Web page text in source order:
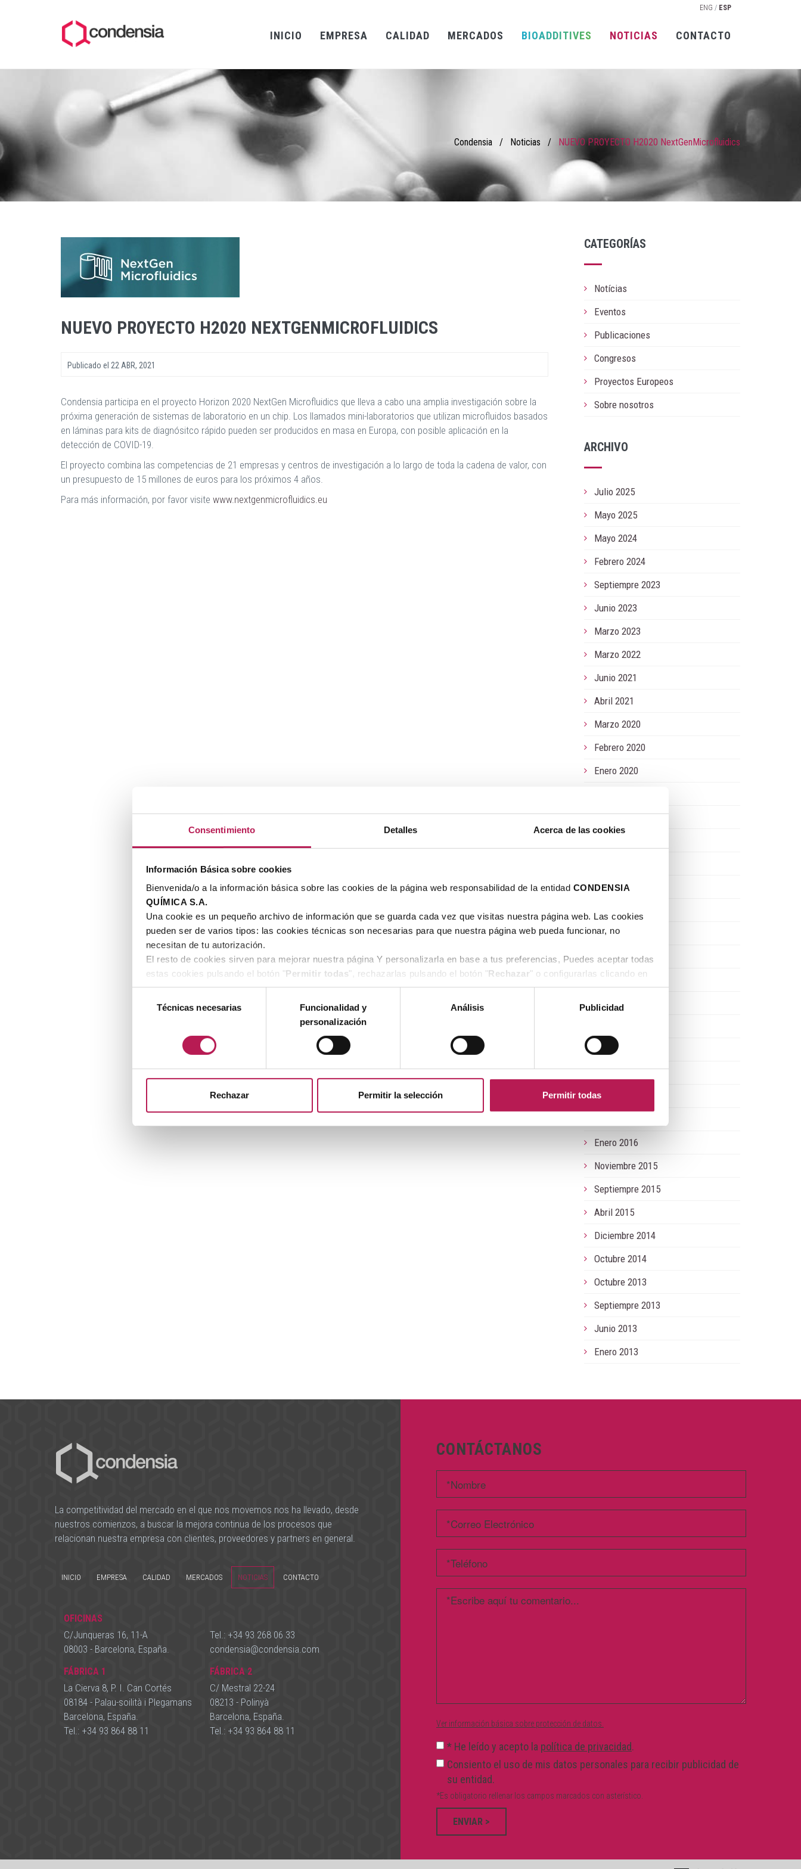
Consentimiento Detalles Acerca de las cookies
Información Básica sobre cookies
Bienvenida/o a la información básica sobre las cookies de la página web responsabilidad de la entidad CONDENSIA
QUÍMICA S.A.
Una cookie es un pequeño archivo de información que se guarda cada vez que visitas nuestra página web. Las cookies
pueden ser de varios tipos: las cookies técnicas son necesarias para que nuestra página web pueda funcionar, no
necesitan de tu autorización.
El resto de cookies sirven para mejorar nuestra página Y personalizarla en base a tus preferencias, Puedes aceptar todas
estas cookies pulsando el botón " Permitir todas", rechazarlas pulsando el botón " Rechazar" o configurarlas clicando en
el apartado "Detalles".
Si quieres más información, consulta la
Política de cookies de nuestra página web.
Técnicas necesarias
Funcionalidad y
personalización
Análisis Publicidad
Rechazar Permitir la selección Permitir todas
ENG / ESP
INICIO EMPRESA CALIDAD MERCADOS BIOADDITIVES NOTICIAS CONTACTO
Condensia / Noticias / NUEVO PROYECTO H2020 NextGenMicrofluidics
NUEVO PROYECTO H2020 NEXTGENMICROFLUIDICS
Publicado el 22 ABR, 2021
Condensia participa en el proyecto Horizon 2020 NextGen Microfluidics que lleva a cabo una amplia investigación sobre la
próxima generación de sistemas de laboratorio en un chip. Los llamados mini-laboratorios que utilizan microfluidos basados
en láminas para kits de diagnósitco rápido pueden ser producidos en masa en Europa, con posible aplicación en la
detección de COVID-19.
El proyecto combina las competencias de 21 empresas y centros de investigación a lo largo de toda la cadena de valor, con
un presupuesto de 15 millones de euros para los próximos 4 años.
Para más información, por favor visite www.nextgenmicrofluidics.eu
CATEGORÍAS
Notícias
Eventos
Publicaciones
Congresos
Proyectos Europeos
Sobre nosotros
ARCHIVO
Julio 2025
Mayo 2025
Mayo 2024
Febrero 2024
Septiempre 2023
Junio 2023
Marzo 2023
Marzo 2022
Junio 2021
Abril 2021
Marzo 2020
Febrero 2020
Enero 2020
Octubre 2019
Enero 2019
Julio 2018
Junio 2018
Noviembre 2017
Julio 2017
Mayo 2017
Febrero 2017
Enero 2017
Agosto 2016
Enero 2016
Noviembre 2015
Septiempre 2015
Abril 2015
Diciembre 2014
Octubre 2014
Octubre 2013
Septiempre 2013
Junio 2013
Enero 2013
La competitividad del mercado en el que nos movemos nos ha llevado, desde
nuestros comienzos, a buscar la mejora continua de los procesos que
relacionan nuestra empresa con clientes, proveedores y partners en general.
INICIO EMPRESA CALIDAD MERCADOS NOTICIAS CONTACTO
OFICINAS
C/Junqueras 16, 11-A
08003 - Barcelona, España.
Tel.: +34 93 268 06 33
condensia@condensia.com
FÁBRICA 1
La Cierva 8, P. I. Can Cortés
08184 - Palau-soilità i Plegamans
Barcelona, España.
Tel.: +34 93 864 88 11
FÁBRICA 2
C/ Mestral 22-24
08213 - Polinyà
Barcelona, España.
Tel.: +34 93 864 88 11
CONTÁCTANOS
Ver información básica sobre protección de datos.
* He leído y acepto la política de privacidad.
Consiento el uso de mis datos personales para recibir publicidad de
su entidad.
*Es obligatorio rellenar los campos marcados con asterístico.
ENVIAR >